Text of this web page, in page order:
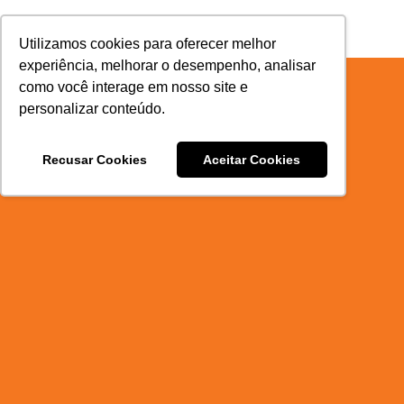
Utilizamos cookies para oferecer melhor
experiência, melhorar o desempenho, analisar
como você interage em nosso site e
personalizar conteúdo.
Recusar Cookies Aceitar Cookies
conteúdo